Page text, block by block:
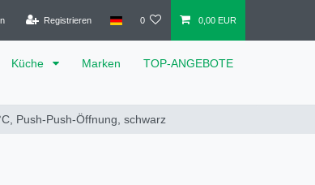
Registrieren 0 0,00 EUR
Küche Marken TOP-ANGEBOTE
Push-Push-Öffnung, schwarz